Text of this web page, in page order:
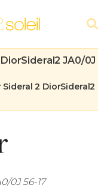
JA0/0J
Sideral 2 DiorSideral2
0J 56-17